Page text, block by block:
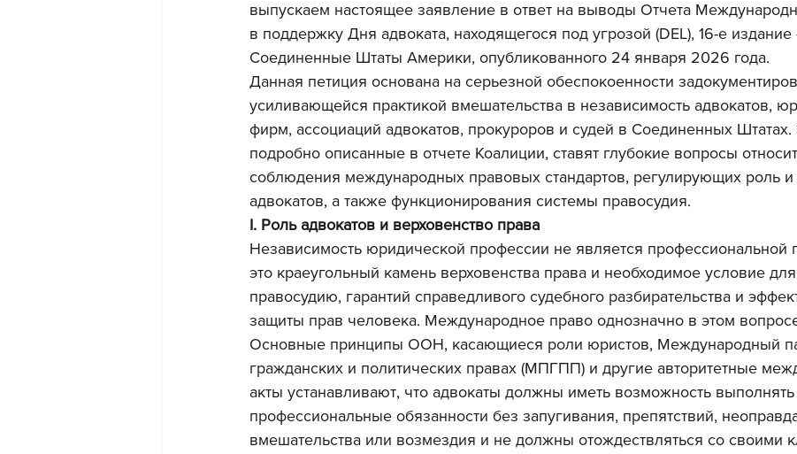
выпускаем настоящее заявление в ответ на выводы Отчета
в поддержку Дня адвоката, находящегося под угрозой (DEL), 16-е
Соединенные Штаты Америки, опубликованного 24 января 2026 года.
Данная петиция основана на серьезной обеспокоенности
усиливающейся практикой вмешательства в независимость адвокатов,
фирм, ассоциаций адвокатов, прокуроров и судей в Соединенных Штатах.
подробно описанные в отчете Коалиции, ставят глубокие вопросы
соблюдения международных правовых стандартов, регулирующих роль и
адвокатов, а также функционирования системы правосудия.
I. Роль адвокатов и верховенство права
Независимость юридической профессии не является профессиональной
это краеугольный камень верховенства права и необходимое условие
правосудию, гарантий справедливого судебного разбирательства и
защиты прав человека. Международное право однозначно в этом
Основные принципы ООН, касающиеся роли юристов, Международный
гражданских и политических правах (МПГПП) и другие авторитетные
акты устанавливают, что адвокаты должны иметь возможность
профессиональные обязанности без запугивания, препятствий,
вмешательства или возмездия и не должны отождествляться со своими